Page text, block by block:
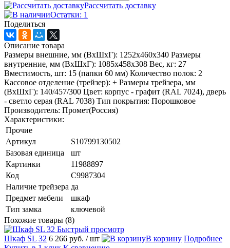
Рассчитать доставку
Остатки: 1
Поделиться
Описание товара
Размеры внешние, мм (ВхШхГ): 1252x460x340 Размеры
внутренние, мм (ВхШхГ): 1085x458x308 Вес, кг: 27
Вместимость, шт: 15 (папки 60 мм) Количество полок: 2
Кассовое отделение (трейзер): + Размеры трейзера, мм
(ВхШхГ): 140/457/300 Цвет: корпус - графит (RAL 7024), дверь
- светло серая (RAL 7038) Тип покрытия: Порошковое
Производитель: Промет(Россия)
Характеристики:
Прочие
Артикул
S10799130502
Базовая единица
шт
Картинки
11988897
Код
С9987304
Наличие трейзера да
Предмет мебели
шкаф
Тип замка
ключевой
Похожие товары (8)
Быстрый просмотр
Шкаф SL 32 6 266 руб. / шт В корзину Подробнее